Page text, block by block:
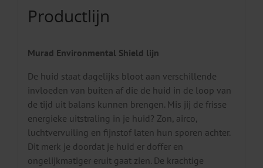
Productlijn
Murad Environmental Shield lijn
De huid staat dagelijks bloot aan verschillende
invloeden van buiten af die de huid in de loop van
de tijd uit balans kunnen brengen. Mis jij de frisse
energieke uitstraling in je huid? Zon, airco,
luchtvervuiling en fijnstof laten hun sporen achter.
Dit merk je doordat je huid er doffer en
ongelijkmatiger eruit gaat zien. De krachtige